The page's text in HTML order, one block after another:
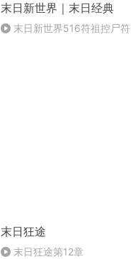
末日新世界｜末日经典
末日新世界516符祖控尸符
末日狂途
末日狂途第12章